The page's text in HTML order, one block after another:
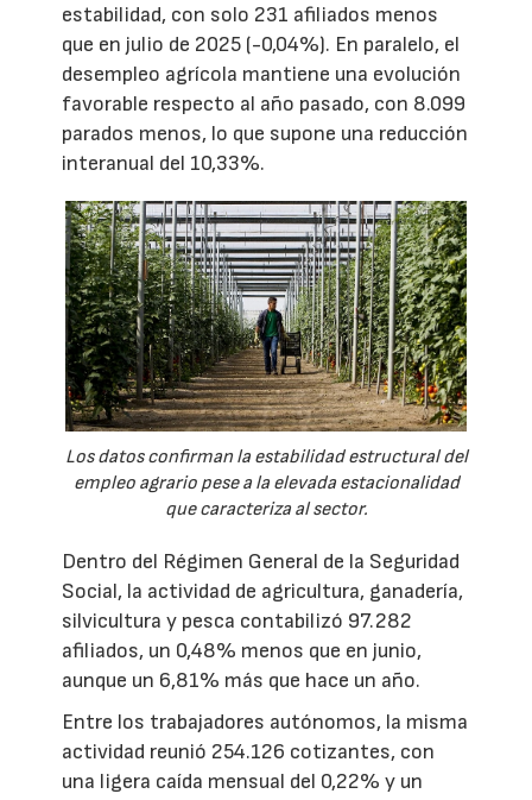
estabilidad, con solo 231 afiliados menos
que en julio de 2025 (-0,04%). En paralelo, el
desempleo agrícola mantiene una evolución
favorable respecto al año pasado, con 8.099
parados menos, lo que supone una reducción
interanual del 10,33%.
Los datos confirman la estabilidad estructural del
empleo agrario pese a la elevada estacionalidad
que caracteriza al sector.
Dentro del Régimen General de la Seguridad
Social, la actividad de agricultura, ganadería,
silvicultura y pesca contabilizó 97.282
afiliados, un 0,48% menos que en junio,
aunque un 6,81% más que hace un año.
Entre los trabajadores autónomos, la misma
actividad reunió 254.126 cotizantes, con
una ligera caída mensual del 0,22% y un